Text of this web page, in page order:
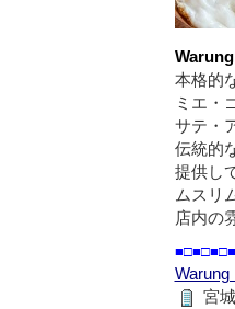
Warung
本格的
ミエ・
サテ・
伝統的
提供し
ムスリ
店内の
Warung
宮